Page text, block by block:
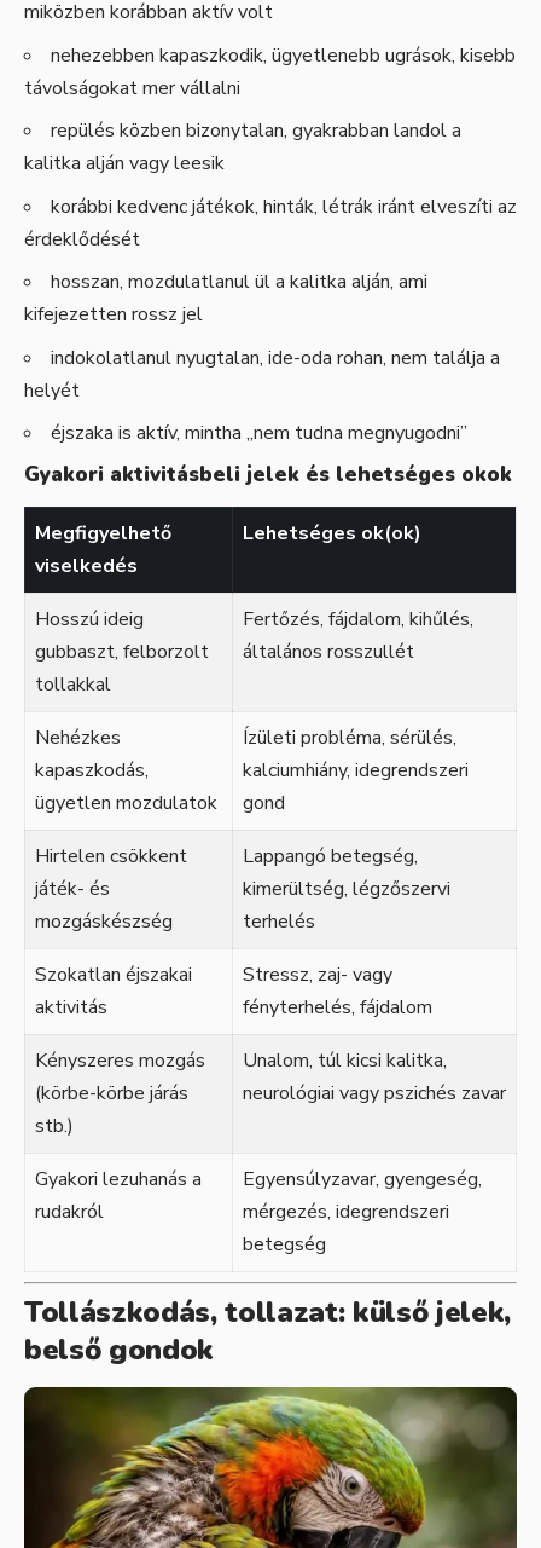
miközben korábban aktív volt
nehezebben kapaszkodik, ügyetlenebb ugrások, kisebb
távolságokat mer vállalni
repülés közben bizonytalan, gyakrabban landol a
kalitka alján vagy leesik
korábbi kedvenc játékok, hinták, létrák iránt elveszíti az
érdeklődését
hosszan, mozdulatlanul ül a kalitka alján, ami
kifejezetten rossz jel
indokolatlanul nyugtalan, ide-oda rohan, nem találja a
helyét
éjszaka is aktív, mintha „nem tudna megnyugodni”
Gyakori aktivitásbeli jelek és lehetséges okok
Megfigyelhető
viselkedés
Lehetséges ok(ok)
Hosszú ideig
gubbaszt, felborzolt
tollakkal
Fertőzés, fájdalom, kihűlés,
általános rosszullét
Nehézkes
kapaszkodás,
ügyetlen mozdulatok
Ízületi probléma, sérülés,
kalciumhiány, idegrendszeri
gond
Hirtelen csökkent
játék- és
mozgáskészség
Lappangó betegség,
kimerültség, légzőszervi
terhelés
Szokatlan éjszakai
aktivitás
Stressz, zaj- vagy
fényterhelés, fájdalom
Kényszeres mozgás
(körbe-körbe járás
stb.)
Unalom, túl kicsi kalitka,
neurológiai vagy pszichés zavar
Gyakori lezuhanás a
rudakról
Egyensúlyzavar, gyengeség,
mérgezés, idegrendszeri
betegség
Tollászkodás, tollazat: külső jelek,
belső gondok